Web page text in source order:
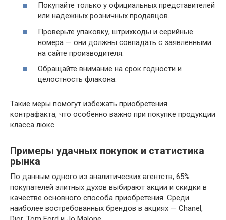
Покупайте только у официальных представителей
или надежных розничных продавцов.
Проверьте упаковку, штрихкоды и серийные
номера — они должны совпадать с заявленными
на сайте производителя.
Обращайте внимание на срок годности и
целостность флакона.
Такие меры помогут избежать приобретения
контрафакта, что особенно важно при покупке продукции
класса люкс.
Примеры удачных покупок и статистика
рынка
По данным одного из аналитических агентств, 65%
покупателей элитных духов выбирают акции и скидки в
качестве основного способа приобретения. Среди
наиболее востребованных брендов в акциях — Chanel,